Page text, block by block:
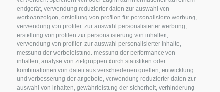
endgerät, verwendung reduzierter daten zur auswahl von
werbeanzeigen, erstellung von profilen für personalisierte werbung,
verwendung von profilen zur auswahl personalisierter werbung,
erstellung von profilen zur personalisierung von inhalten,
verwendung von profilen zur auswahl personalisierter inhalte,
messung der werbeleistung, messung der performance von
inhalten, analyse von zielgruppen durch statistiken oder
kombinationen von daten aus verschiedenen quellen, entwicklung
und verbesserung der angebote, verwendung reduzierter daten zur
auswahl von inhalten, gewährleistung der sicherheit, verhinderung
SPORTHOTEL PANORAMA
Webcam
Social Wall